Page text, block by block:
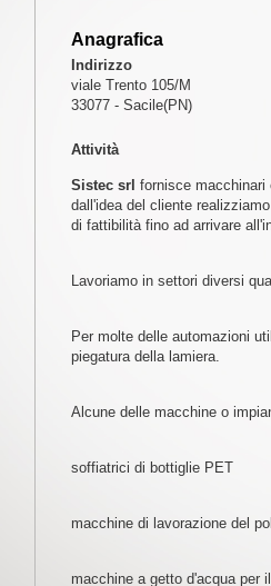
Anagrafica
Indirizzo
viale Trento 105/M
33077 - Sacile(PN)
Attività
Sistec srl fornisce macchinari
dall'idea del cliente
di fattibilità fino ad arrivare
Lavoriamo in settori diversi
Per molte delle automazioni
piegatura della lamiera.
Alcune delle macchine o
soffiatrici di bottiglie PET
macchine di lavorazione del
macchine a getto d'acqua per